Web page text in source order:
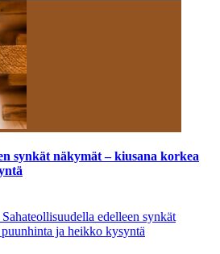
synkät näkymät – kiusana korkea
edelleen synkät
ja heikko kysyntä